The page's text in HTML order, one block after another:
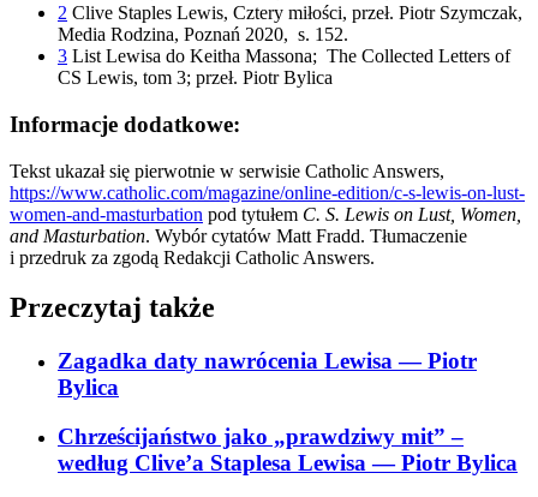
2 Clive Staples Lewis, Cztery miłości, przeł. Piotr Szymczak,
Media Rodzina, Poznań 2020, s. 152.
3 List Lewisa do Keitha Massona; The Collected Letters of
CS Lewis, tom 3; przeł. Piotr Bylica
Informacje dodatkowe:
Tekst ukazał się pierwotnie w serwisie Catholic Answers,
https://www.catholic.com/magazine/online-edition/c-s-lewis-on-lust-
women-and-masturbation pod tytułem C. S. Lewis on Lust, Women,
and Masturbation. Wybór cytatów Matt Fradd. Tłumaczenie
i przedruk za zgodą Redakcji Catholic Answers.
Przeczytaj także
Zagadka daty nawrócenia Lewisa— Piotr
Bylica
Chrześcijaństwo jako „prawdziwy mit” –
według Clive’a Staplesa Lewisa— Piotr Bylica